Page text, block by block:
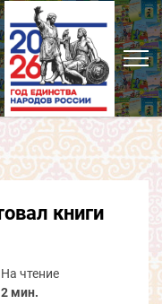
книги
На чтение
2 мин.